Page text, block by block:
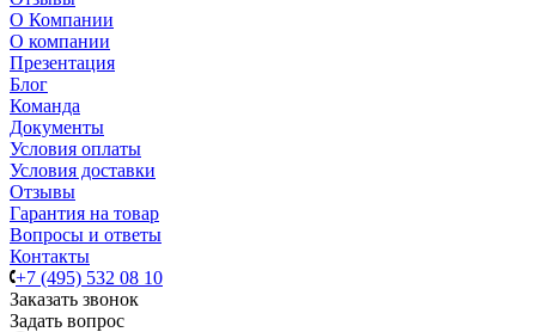
О Компании
О компании
Презентация
Блог
Команда
Документы
Условия оплаты
Условия доставки
Отзывы
Гарантия на товар
Вопросы и ответы
Контакты
+7 (495) 532 08 10
Заказать звонок
Задать вопрос